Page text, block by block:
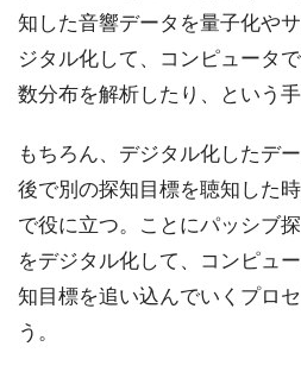
知した音響データを量子化や
ジタル化して、コンピュータ
数分布を解析したり、という
もちろん、デジタル化したデ
後で別の探知目標を聴知した
で役に立つ。ことにパッシブ
をデジタル化して、コンピュ
知目標を追い込んでいくプロ
う。